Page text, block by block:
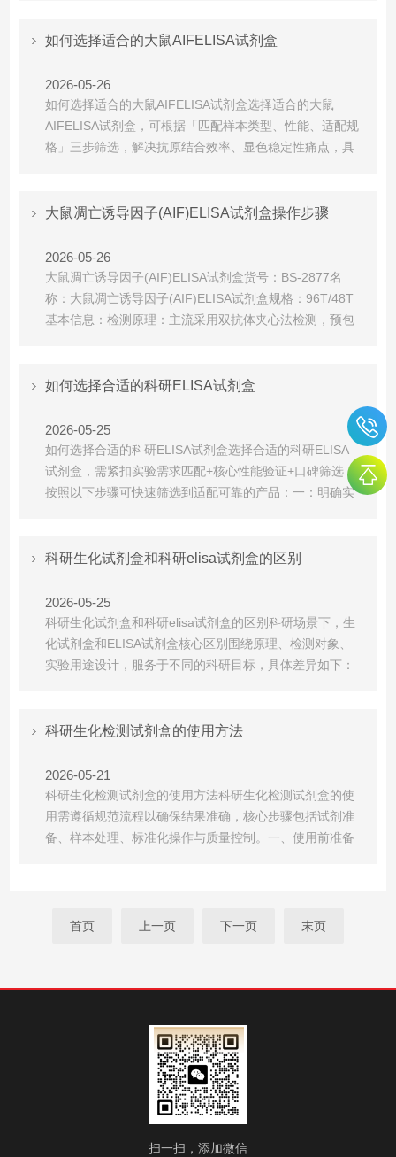
量提取试剂盒是专为实验室小剂量质粒纯化设计的标准化
替代了传...
如何选择适合的大鼠AIFELISA试剂盒
2026-05-26
如何选择适合的大鼠AIFELISA试剂盒‌选择适合的大鼠
AIFELISA试剂盒，可根据「匹配样本类型、性能、适配规
格」三步筛选，解决抗原结合效率、显色稳定性痛点‌，具
筛选产品针对你之前遇到的‌抗原结合效率低、显色不稳定‌
大鼠凋亡诱导因子(AIF)ELISA试剂盒操作步骤
2026-05-26
大鼠凋亡诱导因子(AIF)ELISA试剂盒货号：BS-2877名
称：大鼠凋亡诱导因子(AIF)ELISA试剂盒规格：96T/48T
基本信息：检测原理‌：主流采用‌双抗体夹心法‌检测，预包
AIF浓度正相关。适用样本‌：大鼠血清、血浆、组织匀
如何选择合适的科研ELISA试剂盒
2026-05-25
如何选择合适的科研ELISA试剂盒选择合适的科研ELISA
试剂盒，需‌紧扣实验需求匹配+核心性能验证+口碑筛选‌，
按照以下步骤可快速筛选到适配可靠的产品：一：明确实
蛋白全称、物种(人/小鼠/大鼠/其他)，务必确认试剂盒种
科研生化试剂盒和科研elisa试剂盒的区别
2026-05-25
科研生化试剂盒和科研elisa试剂盒的区别科研场景下，‌生
化试剂盒和ELISA试剂盒核心区别围绕原理、检测对象、
实验用途设计，服务于不同的科研目标‌，具体差异如下：
抗体识别，更偏向对分子化学性质的检测。科研ELISA试
科研生化检测试剂盒的使用方法
2026-05-21
科研生化检测试剂盒的使用方法科研生化检测试剂盒的使
用需遵循规范流程以确保结果准确‌，核心步骤包括试剂准
备、样本处理、标准化操作与质量控制。一、使用前准备
查说明书中的检测项目是否匹配样本类型(如血...
首页 上一页 下一页 末页
扫一扫，添加微信